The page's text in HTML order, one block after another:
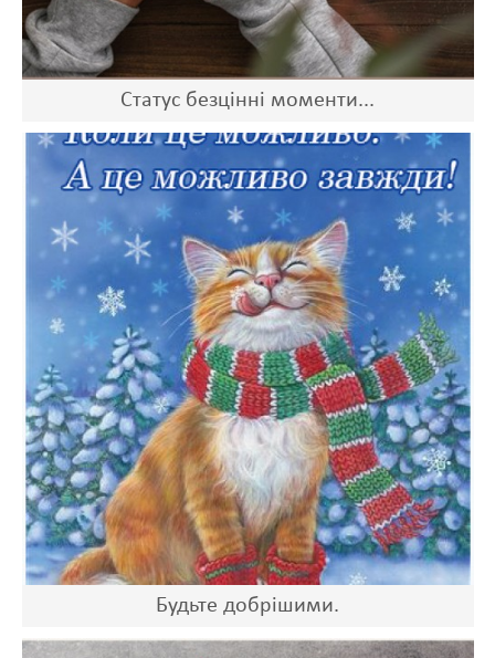
Статус безцінні моменти...
Будьте добрішими.